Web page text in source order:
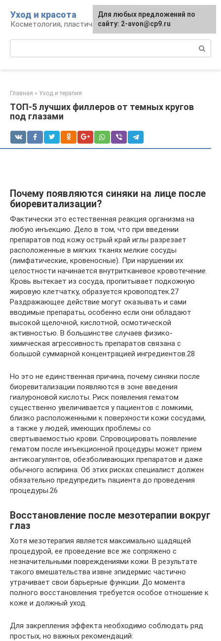
контенту
Уход и красота
Косметология, пластическая хирургия, уход
Главная » Уход и терапия
ТОП-5 лучших филлеров от темных кругов
под глазами
Почему появляются синяки на лице после
биоревитализации?
Фактически это естественная реакция организма на
любую инъекцию. Дело в том, что при введении
препаратов под кожу острый край иглы разрезает
расположенные в мягких тканях мелкие сосуды
(лимфатические, кровеносные). При нарушении их
целостности начинается внутритканевое кровотечение.
Кровь вытекает из сосуда, пропитывает подкожную
жировую клетчатку, образуется кровоподтек.27
Раздражающее действие могут оказывать и сами
вводимые препараты, особенно если они обладают
высокой щелочной, кислотной, осмотической
активностью. В большинстве случаев физико-
химическая агрессивность препаратов связана с
большой суммарной концентрацией ингредиентов.28
Но это не единственная причина, почему синяки после
биоревитализации появляются в зоне введения
гиалуроновой кислоты. Риск появления гематом
существенно увеличивается у пациентов с ломкими,
близко расположенными к поверхности кожи сосудами,
а также у людей, имеющих проблемы со
свертываемостью крови. Спровоцировать появление
гематом после инъекционной процедуры может прием
антикоагулянтов, обезболивающих препаратов и даже
обычного аспирина. Об этих рисках специалист должен
обязательно предупредить пациента до проведения
процедуры.26
Восстановление после мезотерапии вокруг
глаз
Хотя мезотерапия является максимально щадящей
процедурой, ее проведение все же сопряжено с
незначительными повреждениями кожи. В результате
такого вмешательства извне эпидермис частично
утрачивает свои барьерные функции. До момента
полного восстановления требуется особое отношение к
коже и должный уход.
Для закрепления эффекта необходимо соблюдать ряд
простых, но важных рекомендаций:
Для любых предложений по
сайту: 2-avon@cp9.ru